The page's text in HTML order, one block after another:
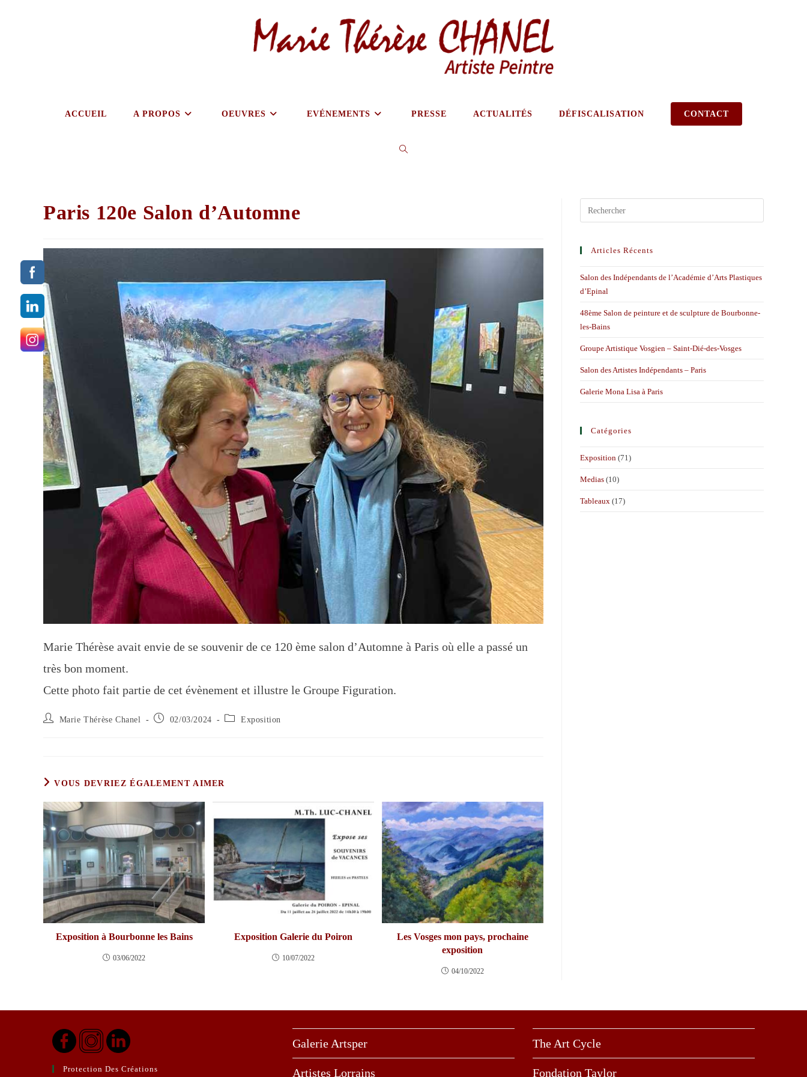
ACCUEIL A PROPOS OEUVRES EVÉNEMENTS PRESSE ACTUALITÉS DÉFISCALISATION CONTACT
Paris 120e Salon d’Automne
Marie Thérèse avait envie de se souvenir de ce 120 ème salon d’Automne à Paris où elle a passé un
très bon moment.
Cette photo fait partie de cet évènement et illustre le Groupe Figuration.
Marie Thérèse Chanel 02/03/2024 Exposition
VOUS DEVRIEZ ÉGALEMENT AIMER
Exposition à Bourbonne les Bains
03/06/2022
Exposition Galerie du Poiron
10/07/2022
Les Vosges mon pays, prochaine
exposition
04/10/2022
Articles Récents
Salon des Indépendants de l’Académie d’Arts Plastiques
d’Epinal
48ème Salon de peinture et de sculpture de Bourbonne-
les-Bains
Groupe Artistique Vosgien – Saint-Dié-des-Vosges
Salon des Artistes Indépendants – Paris
Galerie Mona Lisa à Paris
Catégories
Exposition (71)
Medias (10)
Tableaux (17)
Protection Des Créations
Galerie Artsper
Artistes Lorrains
The Art Cycle
Fondation Taylor